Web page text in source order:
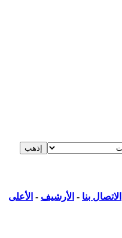
الاتصال بنا-الأرشيف-الأعلى